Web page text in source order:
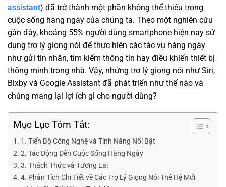
assistant) đã trở thành một phần không thể thiếu trong
cuộc sống hàng ngày của chúng ta. Theo một nghiên cứu
gần đây, khoảng 55% người dùng smartphone hiện nay sử
dụng trợ lý giọng nói để thực hiện các tác vụ hàng ngày
như gửi tin nhắn, tìm kiếm thông tin hay điều khiển thiết bị
thông minh trong nhà. Vậy, những trợ lý giọng nói như Siri,
Bixby và Google Assistant đã phát triển như thế nào và
chúng mang lại lợi ích gì cho người dùng?
Mục Lục Tóm Tắt:
1. Tiến Bộ Công Nghệ và Tính Năng Nổi Bật
2. Tác Động Đến Cuộc Sống Hàng Ngày
3. Thách Thức và Tương Lai
4. Phân Tích Chi Tiết về Các Trợ Lý Giọng Nói Thế Hệ Mới